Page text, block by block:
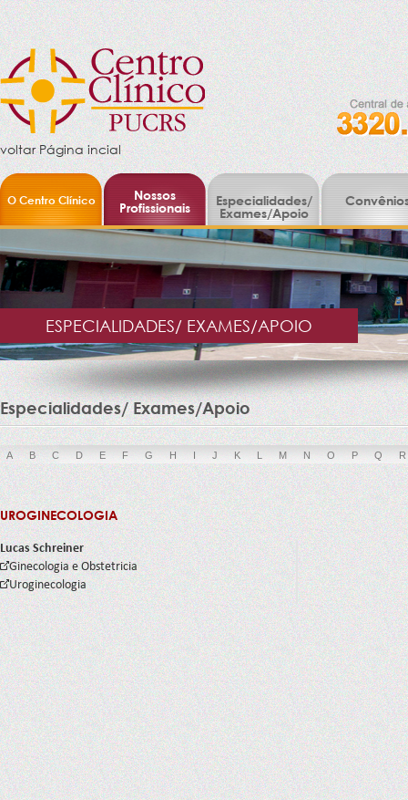
voltar Página incial
O Centro Clínico
Nossos
Profissionais
Especialidades/
Exames/Apoio
ESPECIALIDADES/ EXAMES/APOIO
Especialidades/ Exames/Apoio
A B C D E F G H I J K L M N O P Q R
UROGINECOLOGIA
Lucas Schreiner
Ginecologia e Obstetricia
Uroginecologia